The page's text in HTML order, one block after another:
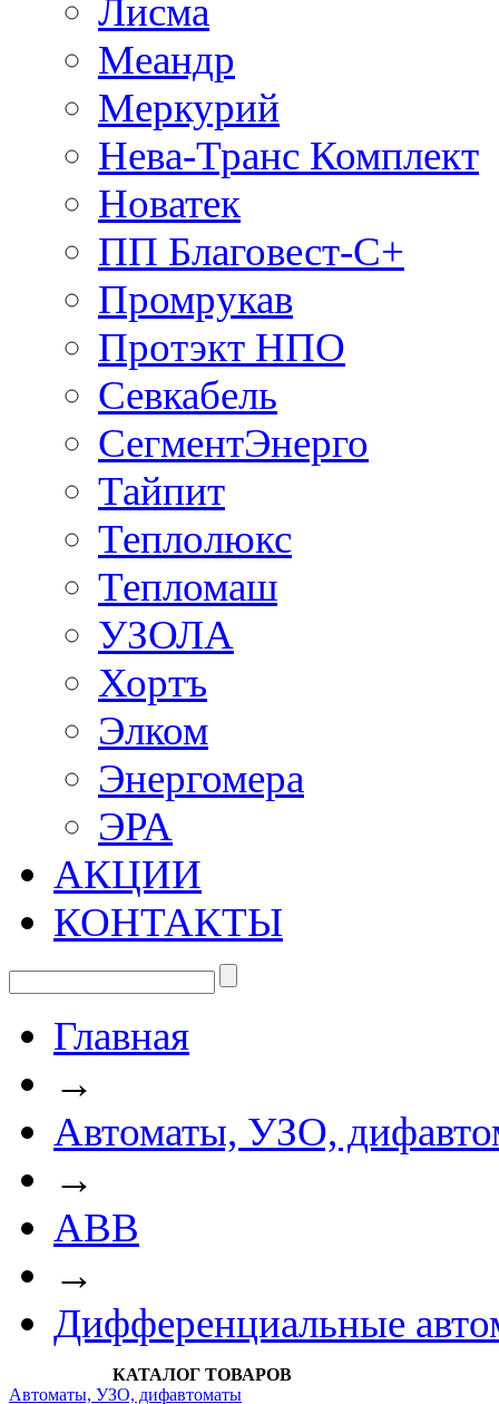
Лисма
Меандр
Меркурий
Нева-Транс Комплект
Новатек
ПП Благовест-С+
Промрукав
Протэкт НПО
Севкабель
СегментЭнерго
Тайпит
Теплолюкс
Тепломаш
УЗОЛА
Хортъ
Элком
Энергомера
ЭРА
АКЦИИ
КОНТАКТЫ
Главная
→
Автоматы, УЗО,
→
АВВ
→
Дифференциальные
КАТАЛОГ ТОВАРОВ
Автоматы, УЗО, дифавтоматы